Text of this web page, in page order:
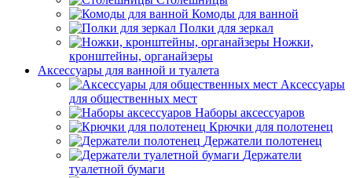
Комоды для ванной
Полки для зеркал
Ножки,
кронштейны, органайзеры
Аксессуары для ванной и туалета
Аксессуары
для общественных мест
Наборы аксессуаров
Крючки для полотенец
Держатели полотенец
Держатели
туалетной бумаги